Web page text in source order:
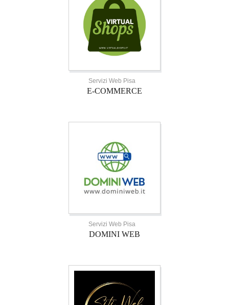
Servizi Web Pisa
E-COMMERCE
Servizi Web Pisa
DOMINI WEB